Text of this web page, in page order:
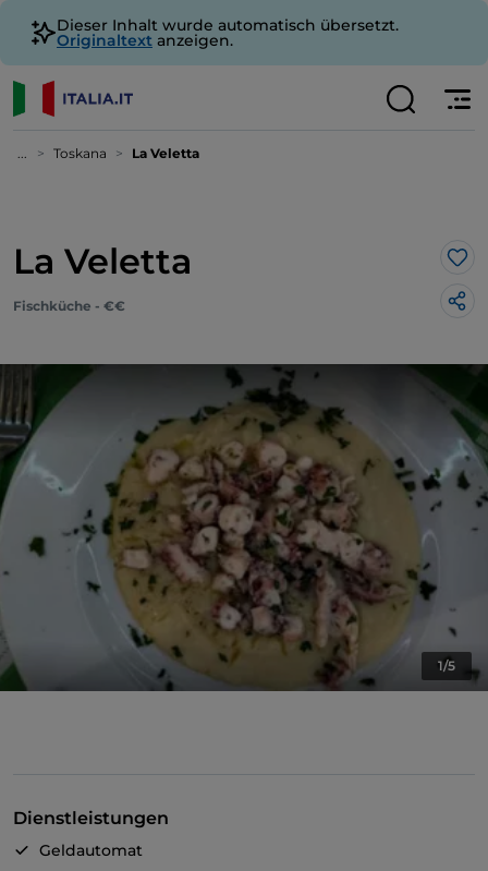
Dieser Inhalt wurde automatisch übersetzt.
Originaltext anzeigen.
... Toskana La Veletta
La Veletta
Fischküche - €€
1/5
Dienstleistungen
Geldautomat